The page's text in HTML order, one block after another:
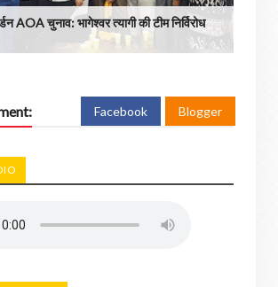
AOA चुनाव: भागेश्वर त्यागी की टीम निर्विरोध
Facebook Blogger